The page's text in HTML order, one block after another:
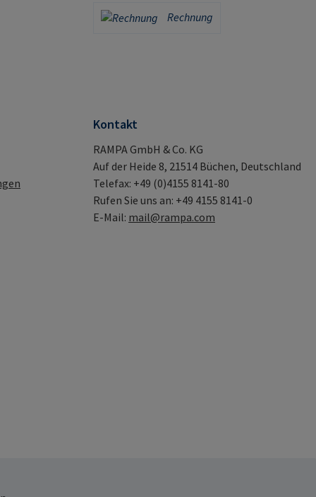
Rechnung
Rechnung
Kontakt
RAMPA GmbH & Co. KG
Auf der Heide 8, 21514 Büchen, Deutschland
Telefax: +49 (0)4155 8141-80
Rufen Sie uns an: +49 4155 8141-0
E-Mail: mail@rampa.com